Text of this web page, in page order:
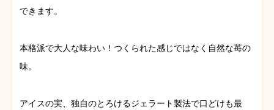
できます。
本格派で大人な味わい！つくられた感じではなく自然な苺の
味。
アイスの実、独自のとろけるジェラート製法で口どけも最